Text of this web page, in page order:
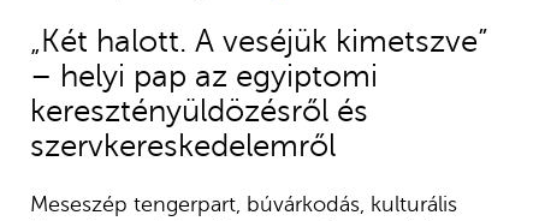
„Két halott. A veséjük kimetszve”
– helyi pap az egyiptomi
keresztényüldözésről és
szervkereskedelemről
Meseszép tengerpart, búvárkodás, kulturális